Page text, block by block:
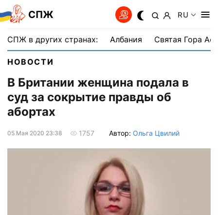
СПЖ RU
СПЖ в других странах: Албания Святая Гора
НОВОСТИ
В Британии женщина подала в
суд за сокрытие правды об
абортах
05 Мая 2020 23:38 1757 Автор: Ольга Цвилий